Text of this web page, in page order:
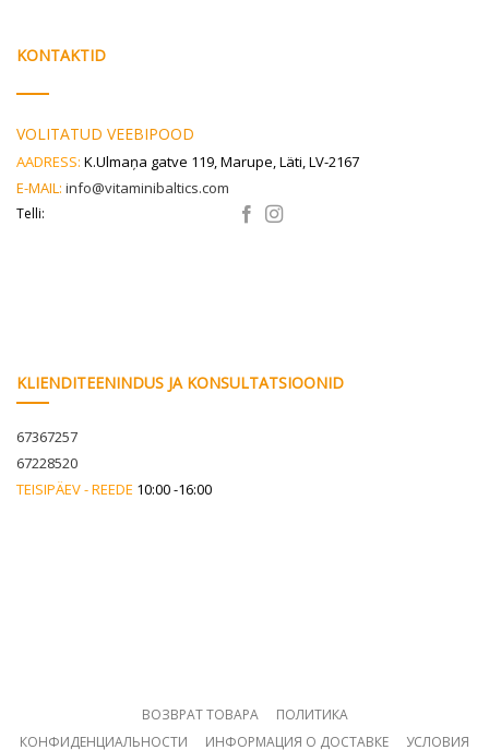
ВОЗВРАТ ТОВАРА
ПОЛИТИКА
КОНФИДЕНЦИАЛЬНОСТИ
ИНФОРМАЦИЯ О ДОСТАВКЕ УСЛОВИЯ
KONTAKTID
VOLITATUD VEEBIPOOD
AADRESS: K.Ulmaņa gatve 119, Marupe, Läti, LV-2167
E-MAIL: info@vitaminibaltics.com
Telli:
KLIENDITEENINDUS JA KONSULTATSIOONID
67367257
67228520
TEISIPÄEV - REEDE 10:00 -16:00